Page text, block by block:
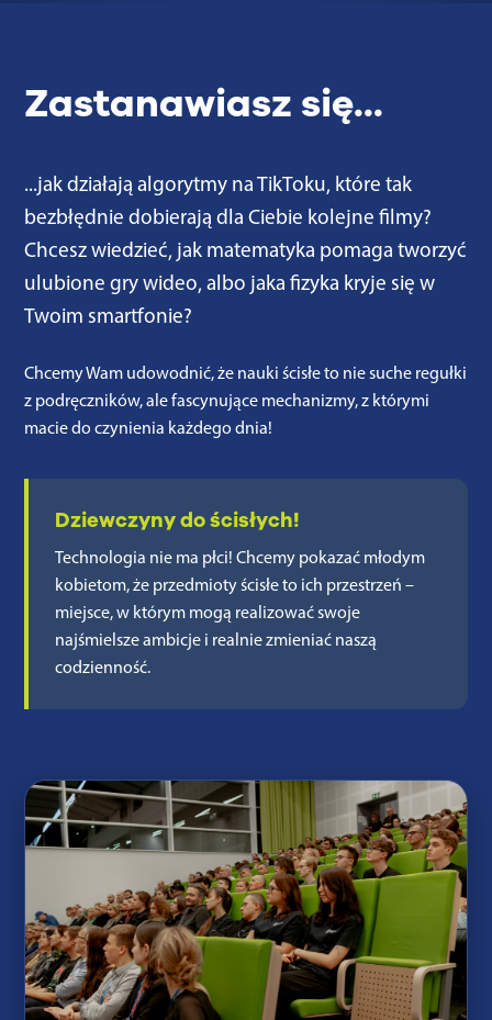
Zastanawiasz się...
...jak działają algorytmy na TikToku, które tak
bezbłędnie dobierają dla Ciebie kolejne filmy?
Chcesz wiedzieć, jak matematyka pomaga tworzyć
ulubione gry wideo, albo jaka fizyka kryje się w
Twoim smartfonie?
Chcemy Wam udowodnić, że nauki ścisłe to nie suche regułki
z podręczników, ale fascynujące mechanizmy, z którymi
macie do czynienia każdego dnia!
Dziewczyny do ścisłych!
Technologia nie ma płci! Chcemy pokazać młodym
kobietom, że przedmioty ścisłe to ich przestrzeń –
miejsce, w którym mogą realizować swoje
najśmielsze ambicje i realnie zmieniać naszą
codzienność.